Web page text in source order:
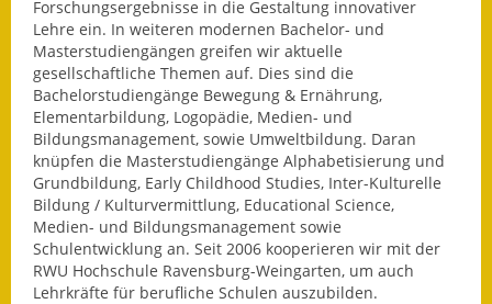
Straßenbau
Landesstraße
Kreisstraße
Umleitungsplan
Ausweichfahrplan
Buslinie 168
Stellenausschreibungen
Forschungsergebnisse in die Gestaltung innovativer
Lehre ein. In weiteren modernen Bachelor- und
Masterstudiengängen greifen wir aktuelle
gesellschaftliche Themen auf. Dies sind die
Bachelorstudiengänge Bewegung & Ernährung,
Elementarbildung, Logopädie, Medien- und
Bildungsmanagement, sowie Umweltbildung. Daran
knüpfen die Masterstudiengänge Alphabetisierung und
Grundbildung, Early Childhood Studies, Inter-Kulturelle
Bildung / Kulturvermittlung, Educational Science,
Medien- und Bildungsmanagement sowie
Schulentwicklung an. Seit 2006 kooperieren wir mit der
RWU Hochschule Ravensburg-Weingarten, um auch
Lehrkräfte für berufliche Schulen auszubilden.